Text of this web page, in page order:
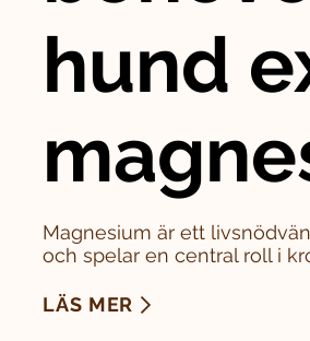
hund
Magnesium är ett
och spelar en central roll i
LÄS MER